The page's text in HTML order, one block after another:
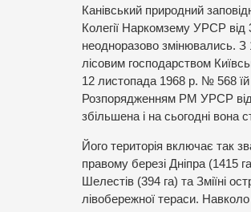
Канівський природний
Колегії Наркомзему УРСР від
неодноразово змінювались. З
лісовим господарством
12 листопада 1968 р. № 568 їй
Розпорядженням РМ УРСР
збільшена і на сьогодні вона
Його територія включає так
правому березі Дніпра (1415
Шелестів (394 га) та Зміїні
лівобережної тераси.